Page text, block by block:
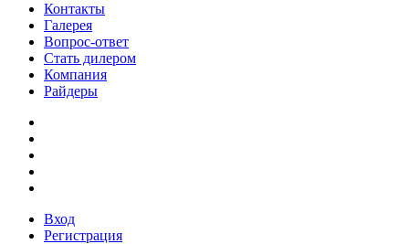
Контакты
Галерея
Вопрос-ответ
Стать дилером
Компания
Райдеры
Вход
Регистрация